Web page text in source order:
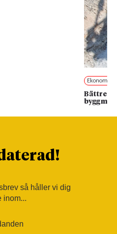
Ekonomi
Bättre
så håller vi dig
inom...